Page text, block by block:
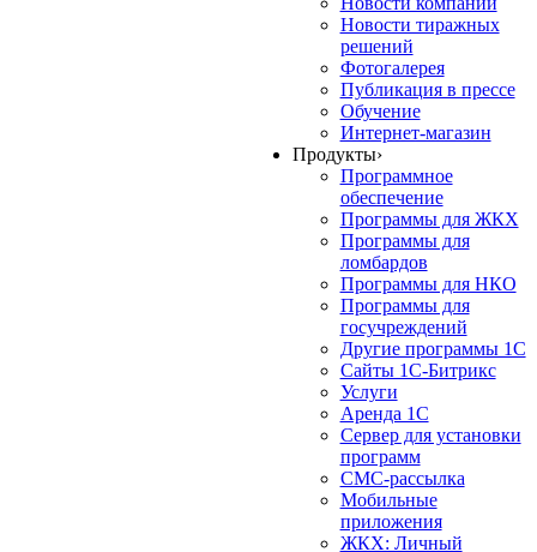
Новости тиражных
решений
Фотогалерея
Публикация в прессе
Обучение
Интернет-магазин
Продукты›
Программное
обеспечение
Программы для ЖКХ
Программы для
ломбардов
Программы для НКО
Программы для
госучреждений
Другие программы 1С
Сайты 1С-Битрикс
Услуги
Аренда 1С
Сервер для установки
программ
СМС-рассылка
Мобильные
приложения
ЖКХ: Личный